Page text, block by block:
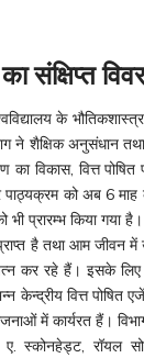
संक्षिप्त
के
ने शैक्षिक अनुसंधान
का विकास, वित्त
पाठ्यक्रम को अब 6
भी प्रारम्भ किया
है तथा आम जीवन
कर रहे हैं। इसके लिए वे
केन्द्रीय वित्त
में कार्यरत हैं।
ए. स्कोनहेड्ट, रॉयल